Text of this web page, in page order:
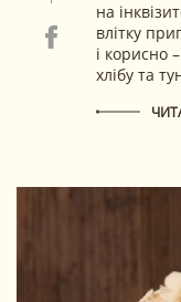
на
влітку
і корисно
хлібу та